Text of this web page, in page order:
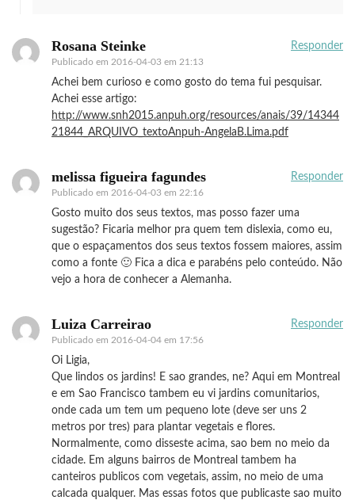
Rosana Steinke
Publicado em 2016-04-03 em 21:13
Responder
Achei bem curioso e como gosto do tema fui pesquisar.
Achei esse artigo:
http://www.snh2015.anpuh.org/resources/anais/39/14344
21844_ARQUIVO_textoAnpuh-AngelaB.Lima.pdf
melissa figueira fagundes
Publicado em 2016-04-03 em 22:16
Responder
Gosto muito dos seus textos, mas posso fazer uma
sugestão? Ficaria melhor pra quem tem dislexia, como eu,
que o espaçamentos dos seus textos fossem maiores, assim
como a fonte 🙂 Fica a dica e parabéns pelo conteúdo. Não
vejo a hora de conhecer a Alemanha.
Luiza Carreirao
Publicado em 2016-04-04 em 17:56
Responder
Oi Ligia,
Que lindos os jardins! E sao grandes, ne? Aqui em Montreal
e em Sao Francisco tambem eu vi jardins comunitarios,
onde cada um tem um pequeno lote (deve ser uns 2
metros por tres) para plantar vegetais e flores.
Normalmente, como disseste acima, sao bem no meio da
cidade. Em alguns bairros de Montreal tambem ha
canteiros publicos com vegetais, assim, no meio de uma
calcada qualquer. Mas essas fotos que publicaste sao muito